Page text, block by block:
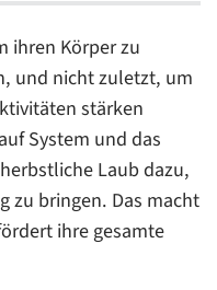
ihren Körper zu
und nicht zuletzt, um
stärken
System und das
Laub dazu,
zu bringen. Das macht
ihre gesamte